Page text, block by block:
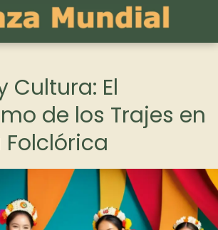
Cultura: El
de los Trajes en
Folclórica